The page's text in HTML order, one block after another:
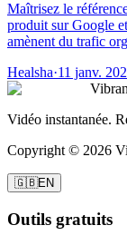
Maîtrisez le
produit sur Google
amènent du trafic
Healsha·11 janv.
Vidéo instantanée.
Copyright © 2026
🇬🇧EN
Outils gratuits